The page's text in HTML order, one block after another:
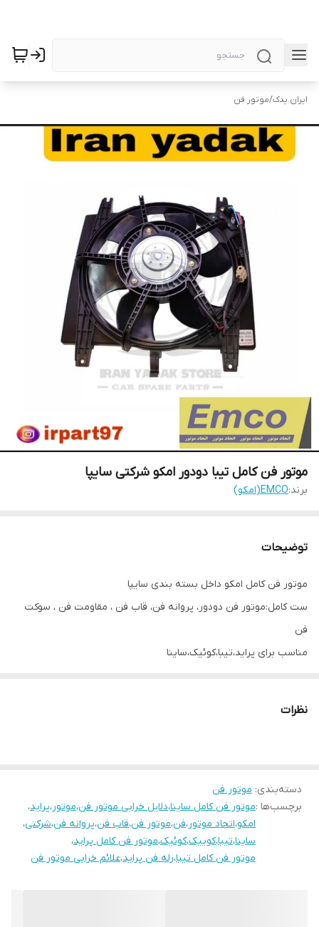
ایران یدک/موتور فن
موتور فن کامل تیبا دودور امکو شرکتی سایپا
برند:EMCO(امکو)
توضیحات
موتور فن کامل امکو داخل بسته بندی سایپا
ست کامل:موتور فن دودور، پروانه فن، قاب فن ، مقاومت فن ، سوکت
فن
مناسب برای پراید،تیبا،کوئیک،ساینا
قرار میگیرد.
02166616690
09197391877
تهران:مهرآباد جنوبی.خیابان امام محمد باقر خیابان صفری پ77
نظرات
دسته‌بندی: موتور فن
برچسب‌ها :موتور فن کامل ساینا،دلایل خرابی موتور فن،موتور،پراید،
امکو،اتحاد موتور،فن،موتور فن،قاب فن،پروانه فن،شرکتی،
ساینا،تیبا،کوییک،کوئیک،موتور فن کامل پراید،
موتور فن کامل تیبا،رله فن پراید،علائم خرابی موتور فن